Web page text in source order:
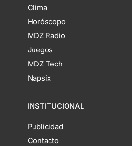
Clima
Horóscopo
MDZ Radio
Juegos
MDZ Tech
Napsix
INSTITUCIONAL
Publicidad
Contacto